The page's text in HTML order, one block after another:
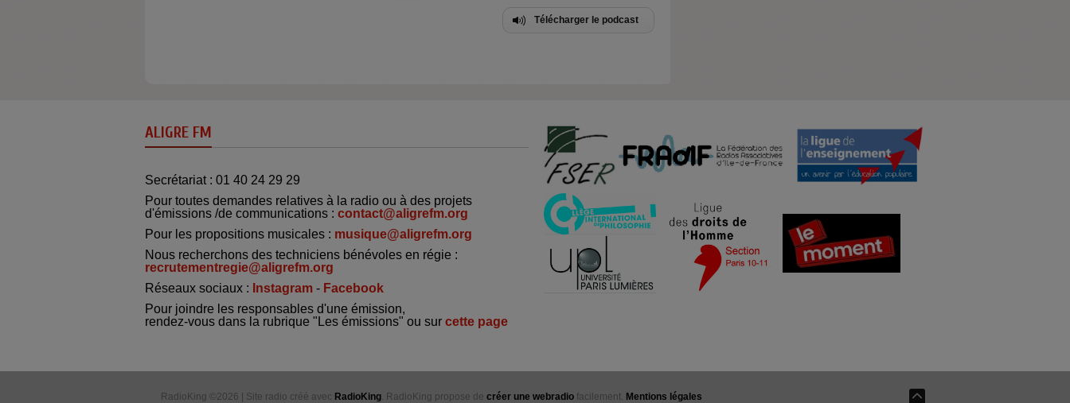
Télécharger le podcast
ALIGRE FM
Secrétariat : 01 40 24 29 29
Pour toutes demandes relatives à la radio ou à des projets
d'émissions /de communications : contact@aligrefm.org
Pour les propositions musicales : musique@aligrefm.org
Nous recherchons des techniciens bénévoles en régie :
recrutementregie@aligrefm.org
Réseaux sociaux : Instagram - Facebook
Pour joindre les responsables d'une émission,
rendez-vous dans la rubrique "Les émissions" ou sur cette page
RadioKing ©2026 | Site radio créé avec RadioKing. RadioKing propose de créer une webradio facilement. Mentions légales